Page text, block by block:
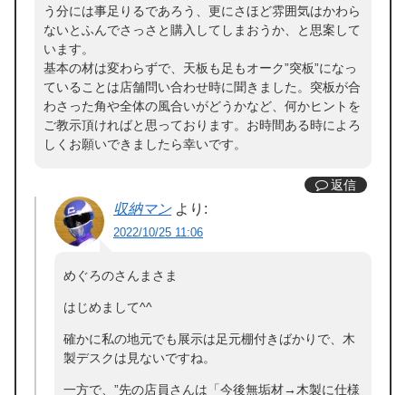
う分には事足りるであろう、更にさほど雰囲気はかわら
ないとふんでさっさと購入してしまおうか、と思案して
います。
基本の材は変わらずで、天板も足もオーク”突板”になっ
ていることは店舗問い合わせ時に聞きました。突板が合
わさった角や全体の風合いがどうかなど、何かヒントを
ご教示頂ければと思っております。お時間ある時によろ
しくお願いできましたら幸いです。
返信
収納マン より:
2022/10/25 11:06
めぐろのさんまさま
はじめまして^^
確かに私の地元でも展示は足元棚付きばかりで、木
製デスクは見ないですね。
一方で、”先の店員さんは「今後無垢材→木製に仕様